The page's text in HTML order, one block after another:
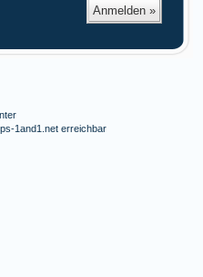
1and1.net erreichbar